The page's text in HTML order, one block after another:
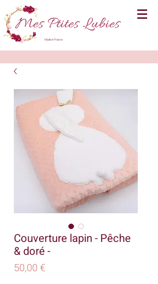
Made in France
Couverture lapin - Pêche
& doré -
50,00 €